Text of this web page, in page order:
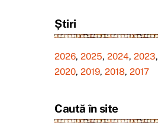
Știri
2026, 2025, 2024, 2023,
2020, 2019, 2018, 2017
Caută în site